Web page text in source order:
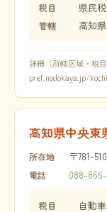
税目 県民
管轄 高知
詳細（所轄区域・税
pref.nodokaya.jp/
高知県中央東
所在地 〒781-
電話 088-
税目 自動